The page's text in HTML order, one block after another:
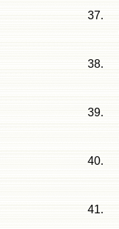
37.
38.
39.
40.
41.